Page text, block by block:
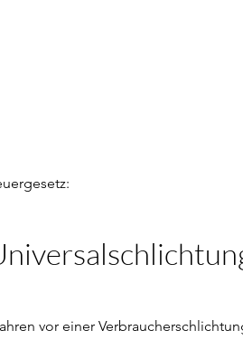
vor einer